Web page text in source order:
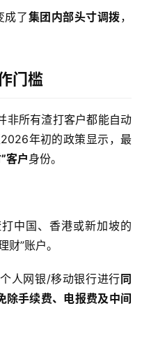
成了集团内部头寸调拨，
门槛
非所有渣打客户都能自动
年初的政策显示，最
客户身份。
打中国、香港或新加坡的
财”账户。
人网银/移动银行进行同
除手续费、电报费及中间